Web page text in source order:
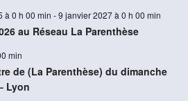
à 0 h 00 min -9 janvier 2027 à 0 h 00 min
au Réseau La Parenthèse
min
de (La Parenthèse) du dimanche
Lyon